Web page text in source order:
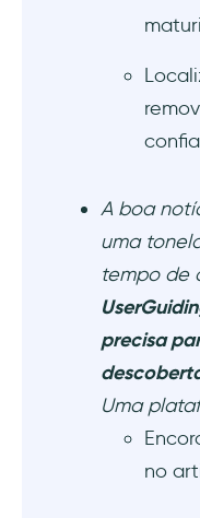
A boa
uma
tempo de
precisa
Uma
no